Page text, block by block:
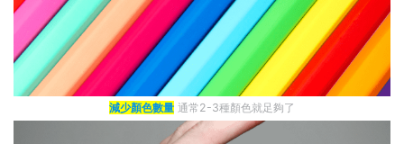
減少顏色數量 通常2-3種顏色就足夠了